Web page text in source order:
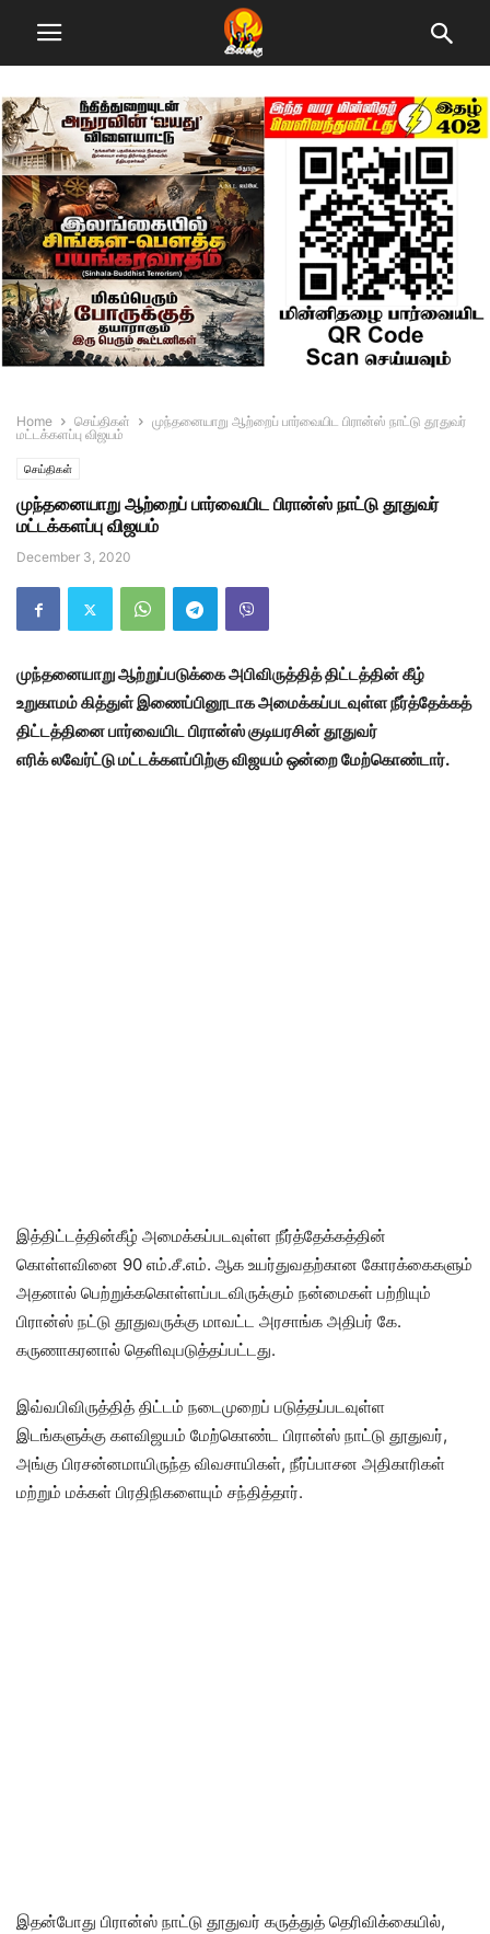
Home செய்திகள்
முந்தனையாறு ஆற்றைப் பார்வையிட பிரான்ஸ் நாட்டு தூதுவர்
மட்டக்களப்பு விஜயம்
செய்திகள்
முந்தனையாறு ஆற்றைப் பார்வையிட பிரான்ஸ் நாட்டு தூதுவர்
மட்டக்களப்பு விஜயம்
December 3, 2020
முந்தனையாறு ஆற்றுப்படுக்கை அபிவிருத்தித் திட்டத்தின் கீழ்
உறுகாமம் கித்துள் இணைப்பினூடாக அமைக்கப்படவுள்ள நீர்த்தேக்கத்
திட்டத்தினை பார்வையிட பிரான்ஸ் குடியரசின் தூதுவர்
எரிக் லவேர்ட்டு மட்டக்களப்பிற்கு விஜயம் ஒன்றை மேற்கொண்டார்.
இத்திட்டத்தின்கீழ் அமைக்கப்படவுள்ள நீர்த்தேக்கத்தின்
கொள்ளவினை 90 எம்.சீ.எம். ஆக உயர்துவதற்கான கோரக்கைகளும்
அதனால் பெற்றுக்ககொள்ளப்படவிருக்கும் நன்மைகள் பற்றியும்
பிரான்ஸ் நட்டு தூதுவருக்கு மாவட்ட அரசாங்க அதிபர் கே.
கருணாகரனால் தெளிவுபடுத்தப்பட்டது.
இவ்வபிவிருத்தித் திட்டம் நடைமுறைப் படுத்தப்படவுள்ள
இடங்களுக்கு களவிஜயம் மேற்கொண்ட பிரான்ஸ் நாட்டு தூதுவர்,
அங்கு பிரசன்னமாயிருந்த விவசாயிகள், நீர்ப்பாசன அதிகாரிகள்
மற்றும் மக்கள் பிரதிநிகளையும் சந்தித்தார்.
இதன்போது பிரான்ஸ் நாட்டு தூதுவர் கருத்துத் தெரிவிக்கையில்,